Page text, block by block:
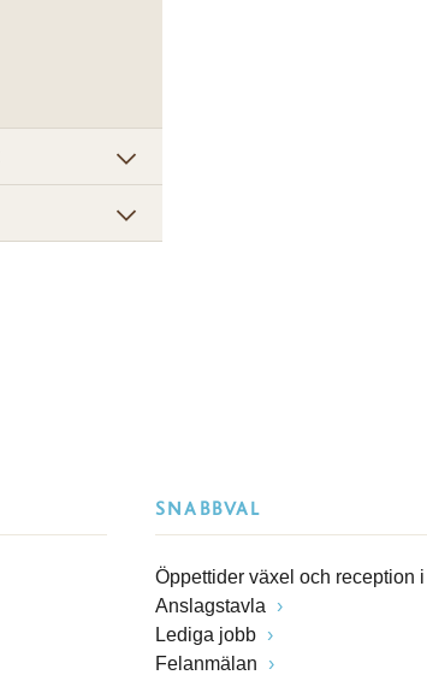
SNABBVAL
Öppettider växel och reception
Anslagstavla
Lediga jobb
Felanmälan